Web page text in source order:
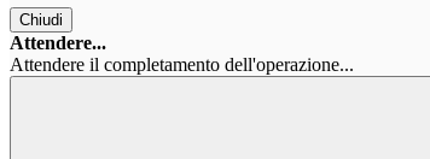
Chiudi
Attendere...
Attendere il completamento dell'operazione...